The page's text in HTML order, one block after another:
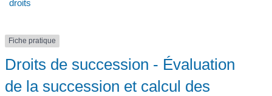
droits
Fiche pratique
Droits de succession - Évaluation
de la succession et calcul des